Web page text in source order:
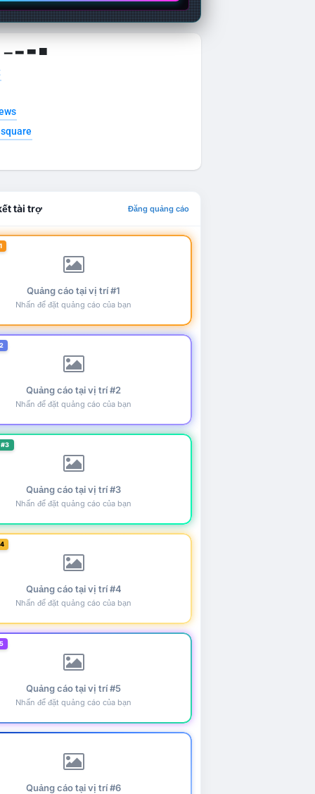
▁ ▂ ▃ ▄
tài trợ Đăng quảng cáo
Quảng cáo tại vị trí #1
Nhấn để đặt quảng cáo của bạn
Quảng cáo tại vị trí #2
Nhấn để đặt quảng cáo của bạn
Quảng cáo tại vị trí #3
Nhấn để đặt quảng cáo của bạn
Quảng cáo tại vị trí #4
Nhấn để đặt quảng cáo của bạn
Quảng cáo tại vị trí #5
Nhấn để đặt quảng cáo của bạn
Quảng cáo tại vị trí #6